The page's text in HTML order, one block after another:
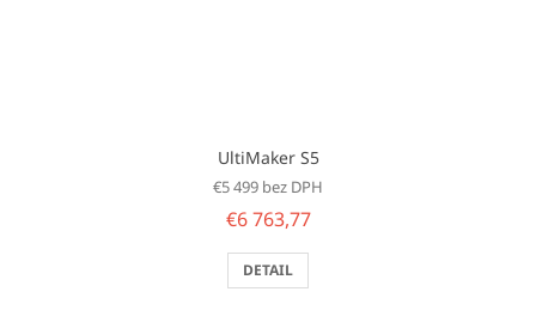
UltiMaker S5
€5 499 bez DPH
€6 763,77
DETAIL